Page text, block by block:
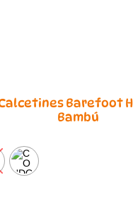
Barefoot
Bambú